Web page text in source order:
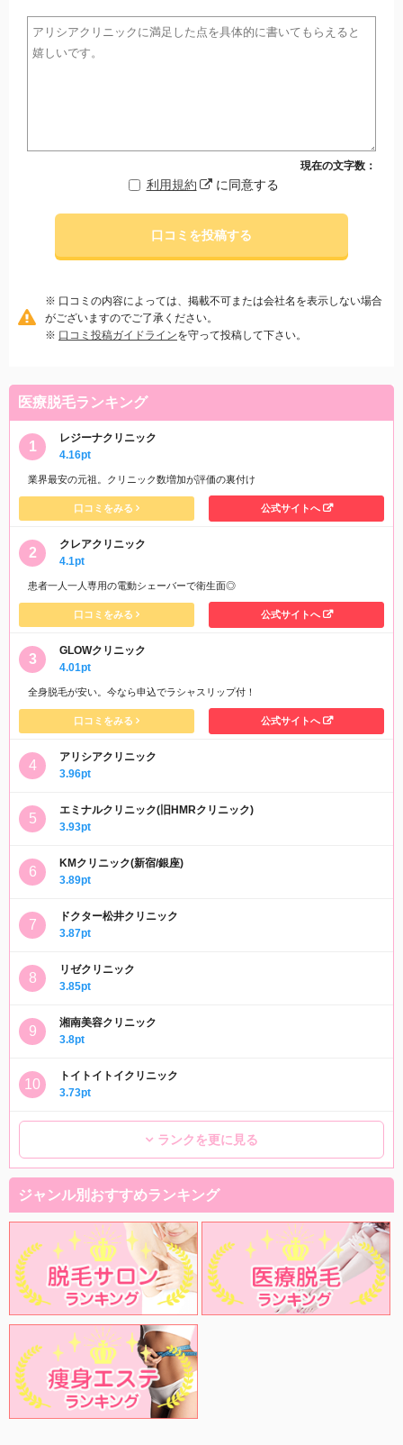
現在の文字数：
利用規約 に同意する
口コミを投稿する
※ 口コミの内容によっては、掲載不可または会社名を表示しない場合
がございますのでご了承ください。
※ 口コミ投稿ガイドラインを守って投稿して下さい。
医療脱毛ランキング
レジーナクリニック
4.16pt
業界最安の元祖。クリニック数増加が評価の裏付け
口コミをみる 公式サイトへ
クレアクリニック
4.1pt
患者一人一人専用の電動シェーバーで衛生面◎
口コミをみる 公式サイトへ
GLOWクリニック
4.01pt
全身脱毛が安い。今なら申込でラシャスリップ付！
口コミをみる 公式サイトへ
アリシアクリニック
3.96pt
エミナルクリニック(旧HMRクリニック)
3.93pt
KMクリニック(新宿/銀座)
3.89pt
ドクター松井クリニック
3.87pt
リゼクリニック
3.85pt
湘南美容クリニック
3.8pt
トイトイトイクリニック
3.73pt
ランクを更に見る
ジャンル別おすすめランキング